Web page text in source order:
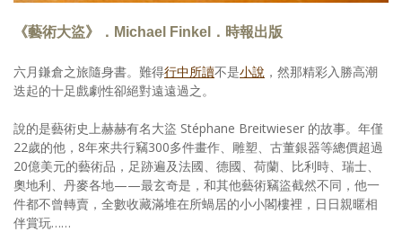
活動實況記錄
媒體報導一覽
合作與代言
訂閱電子報
《藝術大盜》．Michael Finkel．時報出版
六月鎌倉之旅隨身書。難得行中所讀不是小說 ，然那精彩入勝高潮
迭起的十足戲劇性卻絕對遠遠過之。
說的是藝術史上赫赫有名大盜 Stéphane Breitwieser 的故事。年僅
22歲的他，8年來共行竊300多件畫作、雕塑、古董銀器等總價超過
20億美元的藝術品，足跡遍及法國、德國、荷蘭、比利時、瑞士、
奧地利、丹麥各地——最玄奇是，和其他藝術竊盜截然不同，他一
件都不曾轉賣，全數收藏滿堆在所蝸居的小小閣樓裡，日日親暱相
伴賞玩……